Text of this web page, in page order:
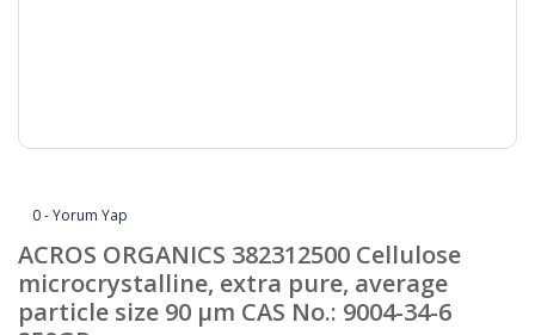
0 - Yorum Yap
ACROS ORGANICS 382312500 Cellulose
microcrystalline, extra pure, average
particle size 90 µm CAS No.: 9004-34-6